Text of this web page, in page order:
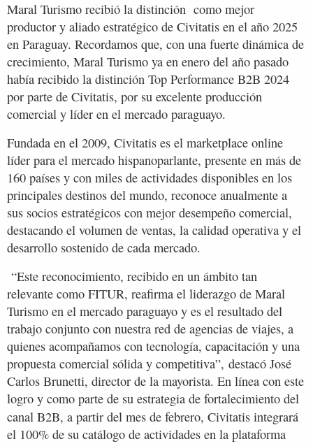
Maral Turismo recibió la distinción como mejor
productor y aliado estratégico de Civitatis en el año 2025
en Paraguay. Recordamos que, con una fuerte dinámica de
crecimiento, Maral Turismo ya en enero del año pasado
había recibido la distinción Top Performance B2B 2024
por parte de Civitatis, por su excelente producción
comercial y líder en el mercado paraguayo.
Fundada en el 2009, Civitatis es el marketplace online
líder para el mercado hispanoparlante, presente en más de
160 países y con miles de actividades disponibles en los
principales destinos del mundo, reconoce anualmente a
sus socios estratégicos con mejor desempeño comercial,
destacando el volumen de ventas, la calidad operativa y el
desarrollo sostenido de cada mercado.
“Este reconocimiento, recibido en un ámbito tan
relevante como FITUR, reafirma el liderazgo de Maral
Turismo en el mercado paraguayo y es el resultado del
trabajo conjunto con nuestra red de agencias de viajes, a
quienes acompañamos con tecnología, capacitación y una
propuesta comercial sólida y competitiva”, destacó José
Carlos Brunetti, director de la mayorista. En línea con este
logro y como parte de su estrategia de fortalecimiento del
canal B2B, a partir del mes de febrero, Civitatis integrará
el 100% de su catálogo de actividades en la plataforma